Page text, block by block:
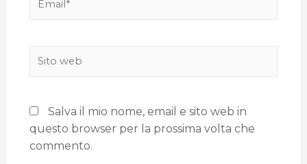
Salva il mio nome, email e sito web in
questo browser per la prossima volta che
commento.